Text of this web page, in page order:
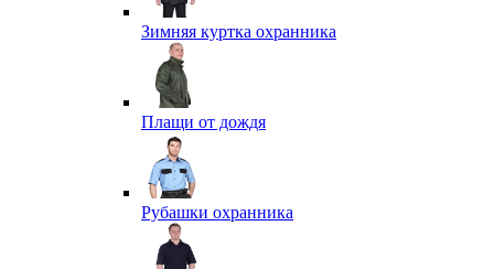
Зимняя куртка охранника
Плащи от дождя
Рубашки охранника